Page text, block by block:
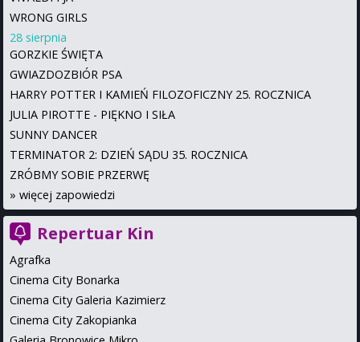
WRONG GIRLS
28 sierpnia
GORZKIE ŚWIĘTA
GWIAZDOZBIÓR PSA
HARRY POTTER I KAMIEŃ FILOZOFICZNY 25. ROCZNICA
JULIA PIROTTE - PIĘKNO I SIŁA
SUNNY DANCER
TERMINATOR 2: DZIEŃ SĄDU 35. ROCZNICA
ZRÓBMY SOBIE PRZERWĘ
» więcej zapowiedzi
Repertuar Kin
Agrafka
Cinema City Bonarka
Cinema City Galeria Kazimierz
Cinema City Zakopianka